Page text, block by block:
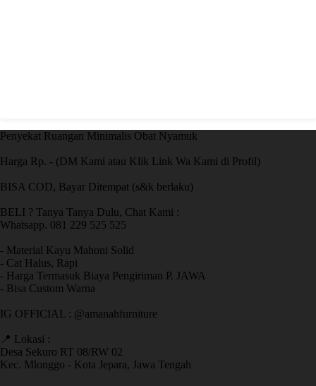
Penyekat Ruangan Minimalis Obat Nyamuk
Harga Rp. - (DM Kami atau Klik Link Wa Kami di Profil)
BISA COD, Bayar Ditempat (s&k berlaku)
BELI ? Tanya Tanya Dulu, Chat Kami :
Whatsapp. 081 229 525 525
- Material Kayu Mahoni Solid
- Cat Halus, Rapi
- Harga Termasuk Biaya Pengiriman P. JAWA
- Bisa Custom Warna
IG OFFICIAL : @amanahfurniture
📍 Lokasi :
Desa Sekuro RT 08/RW 02
Kec. Mlonggo - Kota Jepara, Jawa Tengah